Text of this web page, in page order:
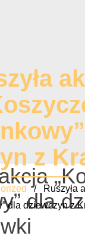
z
/ Ruszyła
dla dziewczyn z
dla